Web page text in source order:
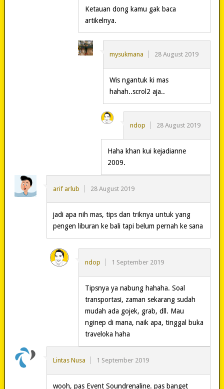
Ketauan dong kamu gak baca
artikelnya.
mysukmana 28 August 2019
Wis ngantuk ki mas
hahah..scrol2 aja..
ndop 28 August 2019
Haha khan kui kejadianne
2009.
arif arlub 28 August 2019
jadi apa nih mas, tips dan triknya untuk yang
pengen liburan ke bali tapi belum pernah ke sana
ndop 1 September 2019
Tipsnya ya nabung hahaha. Soal
transportasi, zaman sekarang sudah
mudah ada gojek, grab, dll. Mau
nginep di mana, naik apa, tinggal buka
traveloka haha
Lintas Nusa 1 September 2019
wooh, pas Event Soundrenaline. pas banget